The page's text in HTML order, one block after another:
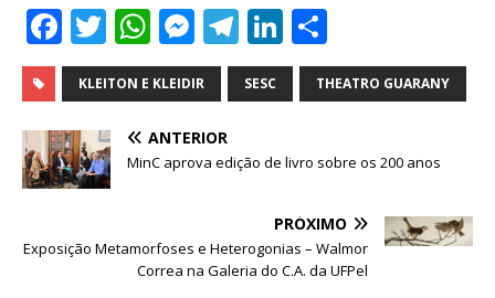
F
a
c
e
b
o
o
k
T
w
it
te
r
W
h
at
s
A
p
M
e
ss
e
n
e
r
T
el
e
ra
Li
n
k
dI
h
ar
KLEITON E KLEIDIR SESC THEATRO GUARANY
ANTERIOR
MinC aprova edição de livro sobre os 200 anos
PRÓXIMO
Exposição Metamorfoses e Heterogonias – Walmor
Correa na Galeria do C.A. da UFPel